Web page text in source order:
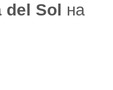
del Sol на